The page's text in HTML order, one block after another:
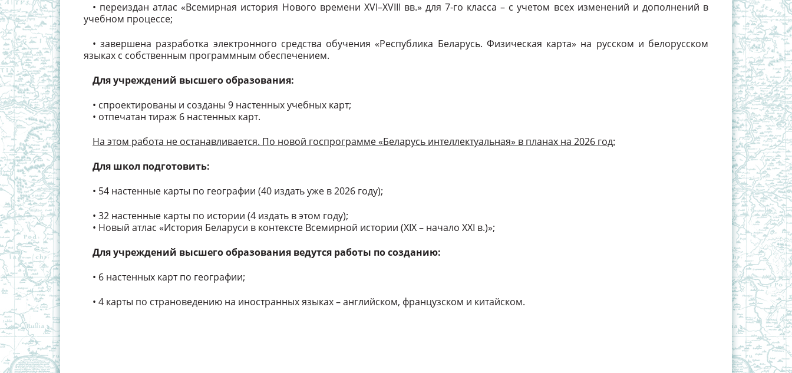
• переиздан атлас «Всемирная история Нового времени XVI–XVIII вв.» для 7-го класса – с учетом всех изменений и дополнений в
учебном процессе;
• завершена разработка электронного средства обучения «Республика Беларусь. Физическая карта» на русском и белорусском
языках с собственным программным обеспечением.
Для учреждений высшего образования:
• спроектированы и созданы 9 настенных учебных карт;
• отпечатан тираж 6 настенных карт.
На этом работа не останавливается. По новой госпрограмме «Беларусь интеллектуальная» в планах на 2026 год:
Для школ подготовить:
• 54 настенные карты по географии (40 издать уже в 2026 году);
• 32 настенные карты по истории (4 издать в этом году);
• Новый атлас «История Беларуси в контексте Всемирной истории (XIX – начало XXI в.)»;
Для учреждений высшего образования ведутся работы по созданию:
• 6 настенных карт по географии;
• 4 карты по страноведению на иностранных языках – английском, французском и китайском.